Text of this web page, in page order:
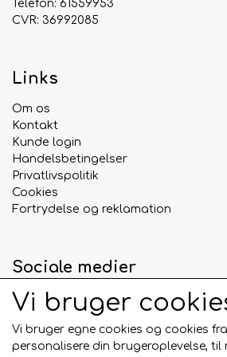
XS
35 cm
S
42 cm
XL
Telefon: 61559953
CVR: 36992085
Links
Om os
Kontakt
Kunde login
Handelsbetingelser
Privatlivspolitik
Cookies
Fortrydelse og reklamation
Sociale medier
Vi bruger
Vi bruger egne cookies og cookies
personalisere din brugeroplevelse,